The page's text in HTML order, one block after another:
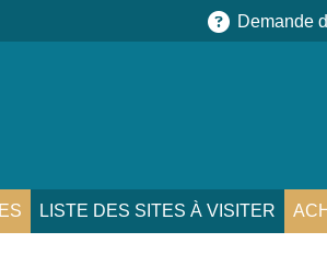
Demande
LISTE DES SITES À VISITER